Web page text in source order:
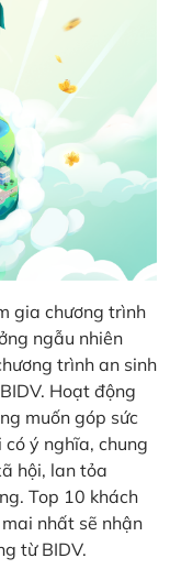
gia chương trình
ngẫu nhiên
trình an sinh
Hoạt động
muốn góp sức
ý nghĩa, chung
hội, lan tỏa
Top 10 khách
nhất sẽ nhận
từ BIDV.